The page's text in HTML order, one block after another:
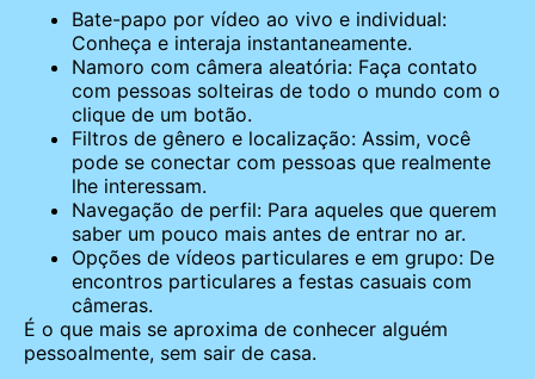
Bate-papo por vídeo ao vivo e individual:
Conheça e interaja instantaneamente.
Namoro com câmera aleatória: Faça contato
com pessoas solteiras de todo o mundo com o
clique de um botão.
Filtros de gênero e localização: Assim, você
pode se conectar com pessoas que realmente
lhe interessam.
Navegação de perfil: Para aqueles que querem
saber um pouco mais antes de entrar no ar.
Opções de vídeos particulares e em grupo: De
encontros particulares a festas casuais com
câmeras.
É o que mais se aproxima de conhecer alguém
pessoalmente, sem sair de casa.